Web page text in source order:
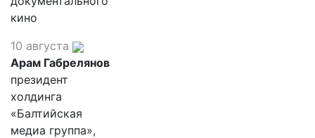
кино
10 августа
Арам Габрелянов
президент
холдинга
«Балтийская
медиа группа»,